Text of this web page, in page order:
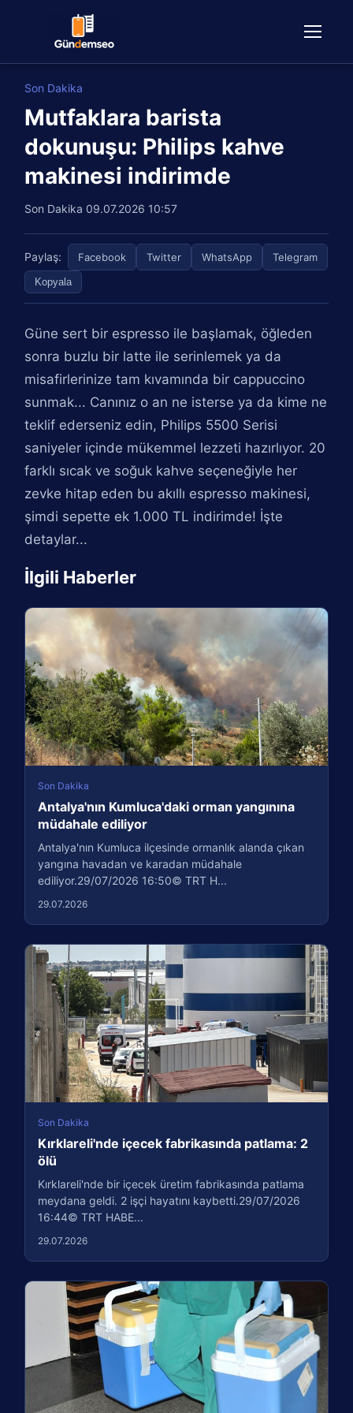
Son Dakika
Mutfaklara barista
dokunuşu: Philips kahve
makinesi indirimde
Son Dakika 09.07.2026 10:57
Paylaş: Facebook Twitter WhatsApp Telegram
Kopyala
Güne sert bir espresso ile başlamak, öğleden
sonra buzlu bir latte ile serinlemek ya da
misafirlerinize tam kıvamında bir cappuccino
sunmak... Canınız o an ne isterse ya da kime ne
teklif ederseniz edin, Philips 5500 Serisi
saniyeler içinde mükemmel lezzeti hazırlıyor. 20
farklı sıcak ve soğuk kahve seçeneğiyle her
zevke hitap eden bu akıllı espresso makinesi,
şimdi sepette ek 1.000 TL indirimde! İşte
detaylar...
İlgili Haberler
Son Dakika
Antalya'nın Kumluca'daki orman yangınına
müdahale ediliyor
Antalya'nın Kumluca ilçesinde ormanlık alanda çıkan
yangına havadan ve karadan müdahale
ediliyor.29/07/2026 16:50© TRT H...
29.07.2026
Son Dakika
Kırklareli'nde içecek fabrikasında patlama: 2
ölü
Kırklareli'nde bir içecek üretim fabrikasında patlama
meydana geldi. 2 işçi hayatını kaybetti.29/07/2026
16:44© TRT HABE...
29.07.2026